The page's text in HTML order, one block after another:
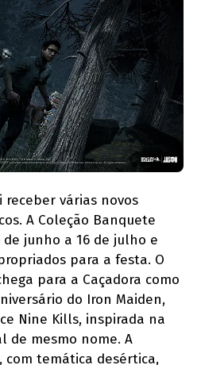
receber várias novos
A Coleção Banquete
de junho a 16 de julho e
para a festa. O
para a Caçadora como
do Iron Maiden,
Nine Kills, inspirada na
de mesmo nome. A
com temática desértica,